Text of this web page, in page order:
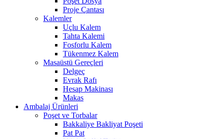
Proje Çantası
Kalemler
Uçlu Kalem
Tahta Kalemi
Fosforlu Kalem
Tükenmez Kalem
Masaüstü Gereçleri
Delgeç
Evrak Rafı
Hesap Makinası
Makas
Ambalaj Ürünleri
Poşet ve Torbalar
Bakkaliye Bakliyat Poşeti
Pat Pat